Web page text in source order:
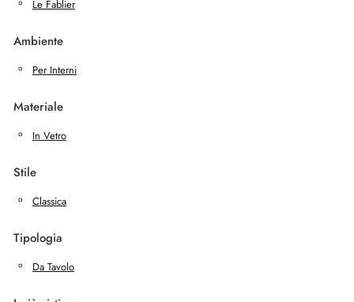
Le Fablier
Ambiente
Per Interni
Materiale
In Vetro
Stile
Classica
Tipologia
Da Tavolo